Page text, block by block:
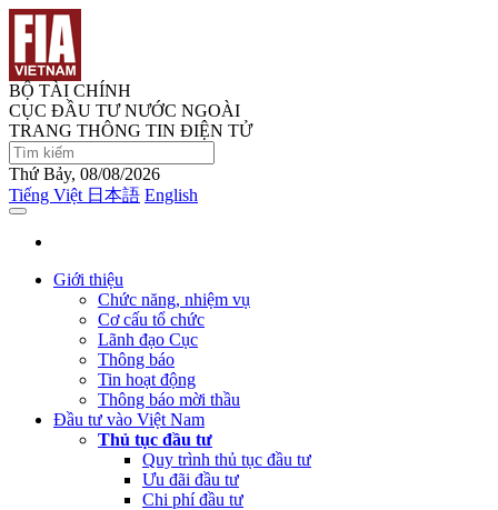
BỘ TÀI CHÍNH
CỤC ĐẦU TƯ NƯỚC NGOÀI
TRANG THÔNG TIN ĐIỆN TỬ
Thứ Bảy, 08/08/2026
Tiếng Việt 日本語 English
Giới thiệu
Chức năng, nhiệm vụ
Cơ cấu tổ chức
Lãnh đạo Cục
Thông báo
Tin hoạt động
Thông báo mời thầu
Đầu tư vào Việt Nam
Thủ tục đầu tư
Quy trình thủ tục đầu tư
Ưu đãi đầu tư
Chi phí đầu tư